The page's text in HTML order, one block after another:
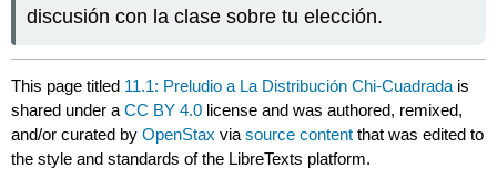
discusión con la clase sobre tu elección.
This page titled 11.1: Preludio a La Distribución Chi-Cuadrada is
shared under aCC BY 4.0 license and was authored, remixed,
and/or curated byOpenStax viasource content that was edited to
the style and standards of the LibreTexts platform.